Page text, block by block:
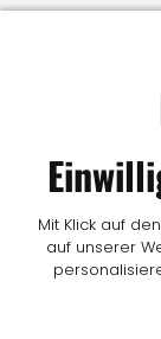
Mit Klick auf
auf unserer